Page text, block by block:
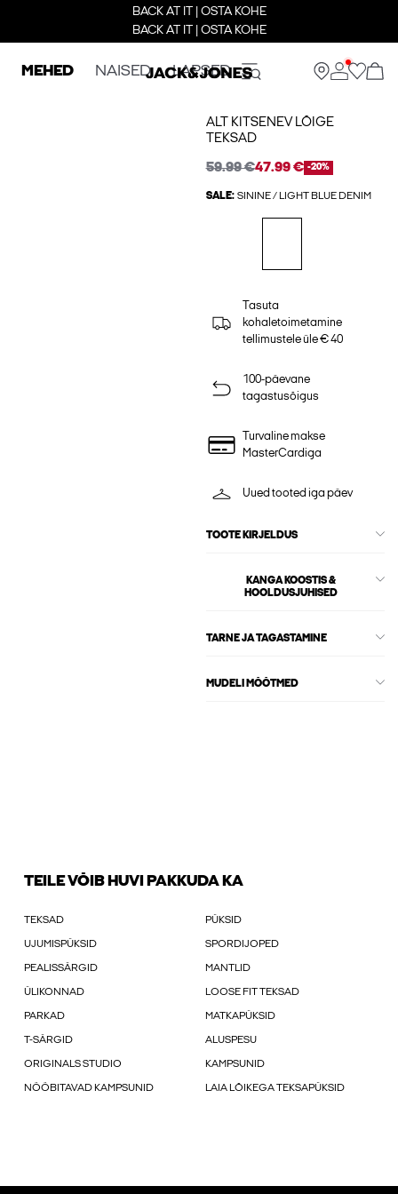
BACK AT IT | OSTA KOHE
BACK AT IT | OSTA KOHE
MEHED NAISED LAPSED
ALT KITSENEV LÕIGE
TEKSAD
59.99 €47.99 € -20%
SALE: SININE / LIGHT BLUE DENIM
Tasuta
kohaletoimetamine
tellimustele üle € 40
100-päevane
tagastusõigus
Turvaline makse
MasterCardiga
Uued tooted iga päev
TOOTE KIRJELDUS
KANGA KOOSTIS &
HOOLDUSJUHISED
TARNE JA TAGASTAMINE
MUDELI MÕÕTMED
TEILE VÕIB HUVI PAKKUDA KA
TEKSAD PÜKSID
UJUMISPÜKSID SPORDIJOPED
PEALISSÄRGID MANTLID
ÜLIKONNAD LOOSE FIT TEKSAD
PARKAD MATKAPÜKSID
T-SÄRGID ALUSPESU
ORIGINALS STUDIO KAMPSUNID
NÖÖBITAVAD KAMPSUNID LAIA LÕIKEGA TEKSAPÜKSID